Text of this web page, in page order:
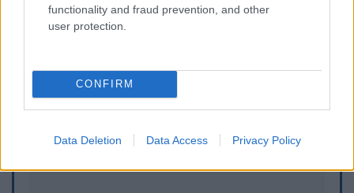
functionality and fraud prevention, and other
user protection.
CONFIRM
Data Deletion Data Access Privacy Policy
διαγράφονται